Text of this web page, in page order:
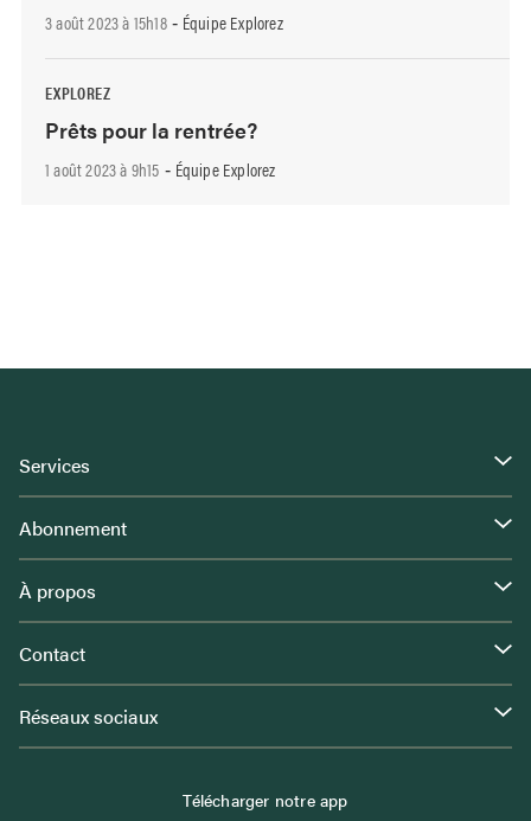
3 août 2023 à 15h18- Équipe Explorez
EXPLOREZ
Prêts pour la rentrée?
1 août 2023 à 9h15 - Équipe Explorez
Services
Abonnement
À propos
Contact
Réseaux sociaux
Télécharger notre app